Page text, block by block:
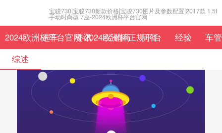
宝骏730|宝骏730新款价格|宝骏730图片及参数配置|2017款 1.5t
手动时尚型 7座-2024欧洲杯平台官网
2024欧洲杯平台官网-2024欧洲杯正规平台
选车 资讯 经销商 问答 经验
车
综述